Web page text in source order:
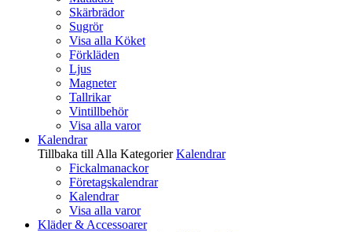
Skärbrädor
Sugrör
Visa alla Köket
Förkläden
Ljus
Magneter
Tallrikar
Vintillbehör
Visa alla varor
Kalendrar
Tillbaka till Alla Kategorier Kalendrar
Fickalmanackor
Företagskalendrar
Kalendrar
Visa alla varor
Kläder & Accessoarer